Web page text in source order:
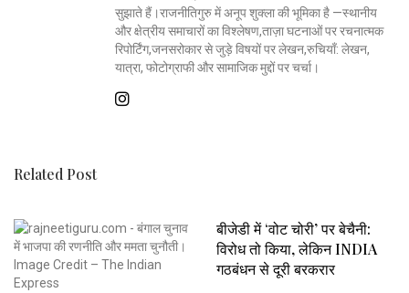
सुझाते हैं।राजनीतिगुरु में अनूप शुक्ला की भूमिका है —स्थानीय
और क्षेत्रीय समाचारों का विश्लेषण,ताज़ा घटनाओं पर रचनात्मक
रिपोर्टिंग,जनसरोकार से जुड़े विषयों पर लेखन,रुचियाँ: लेखन,
यात्रा, फोटोग्राफी और सामाजिक मुद्दों पर चर्चा।
Related Post
बीजेडी में ‘वोट चोरी’ पर बेचैनी:
विरोध तो किया, लेकिन INDIA
गठबंधन से दूरी बरकरार